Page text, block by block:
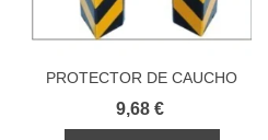
PROTECTOR DE CAUCHO
9,68 €